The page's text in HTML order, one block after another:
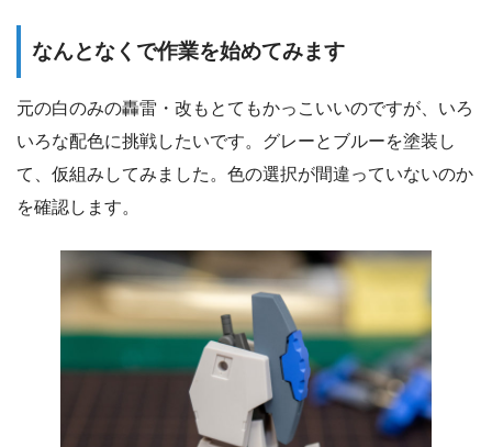
なんとなくで作業を始めてみます
元の白のみの轟雷・改もとてもかっこいいのですが、いろ
いろな配色に挑戦したいです。グレーとブルーを塗装し
て、仮組みしてみました。色の選択が間違っていないのか
を確認します。